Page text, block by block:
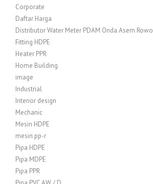
Corporate
Daftar Harga
Distributor Water Meter PDAM Onda Asem Rowo
Fitting HDPE
Heater PPR
Home Building
image
Industrial
Interior design
Mechanic
Mesin HDPE
mesin pp-r
Pipa HDPE
Pipa MDPE
Pipa PPR